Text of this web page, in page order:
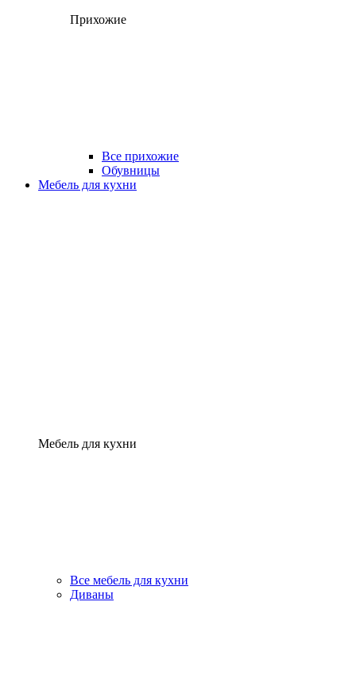
Прихожие
Все прихожие
Обувницы
Мебель для кухни
Мебель для кухни
Все мебель для кухни
Диваны